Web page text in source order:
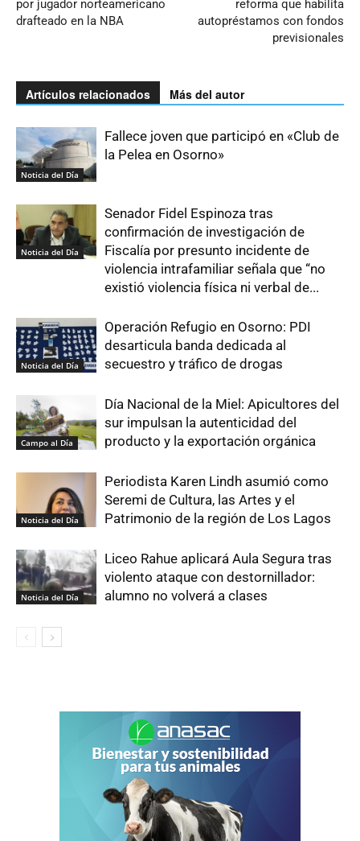
por jugador norteamericano
drafteado en la NBA
reforma que habilita
autopréstamos con fondos
previsionales
Artículos relacionados Más del autor
Noticia del Día
Fallece joven que participó en «Club de
la Pelea en Osorno»
Noticia del Día
Senador Fidel Espinoza tras
confirmación de investigación de
Fiscalía por presunto incidente de
violencia intrafamiliar señala que “no
existió violencia física ni verbal de...
Noticia del Día
Operación Refugio en Osorno: PDI
desarticula banda dedicada al
secuestro y tráfico de drogas
Campo al Día
Día Nacional de la Miel: Apicultores del
sur impulsan la autenticidad del
producto y la exportación orgánica
Noticia del Día
Periodista Karen Lindh asumió como
Seremi de Cultura, las Artes y el
Patrimonio de la región de Los Lagos
Noticia del Día
Liceo Rahue aplicará Aula Segura tras
violento ataque con destornillador:
alumno no volverá a clases